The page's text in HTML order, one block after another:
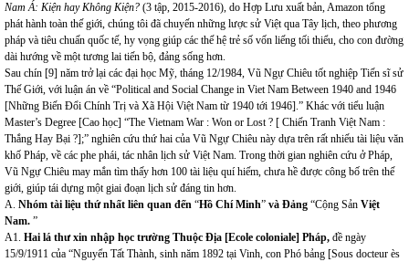
Nam Á: Kiện hay Không Kiện? (3 tập, 2015-2016), do Hợp Lưu xuất bản, Amazon tổng
phát hành toàn thế giới, chúng tôi đã chuyến những lược sử Việt qua Tây lịch, theo phương
pháp và tiêu chuấn quốc tế, hy vọng giúp các thế hệ trẻ số vốn liếng tối thiểu, cho con đường
dài hướng về một tương lai tiến bộ, đảng sống hơn.
Sau chín [9] năm trở lại các đại học Mỹ, tháng 12/1984, Vũ Ngự Chiêu tốt nghiệp Tiến sĩ sử
Thế Giới, với luận án về “Political and Social Change in Viet Nam Between 1940 and 1946
[Những Biến Đổi Chính Trị và Xã Hội Việt Nam từ 1940 tới 1946].” Khác với tiểu luận
Master’s Degree [Cao học] “The Vietnam War : Won or Lost ? [ Chiến Tranh Việt Nam :
Thắng Hay Bại ?];” nghiên cứu thứ hai của Vũ Ngự Chiêu này dựa trên rất nhiếu tài liệu văn
khố Pháp, về các phe phái, tác nhân lịch sử Việt Nam. Trong thời gian nghiên cứu ở Pháp,
Vũ Ngự Chiêu may mắn tìm thấy hơn 100 tài liệu quí hiếm, chưa hề được công bố trên thế
giới, giúp tái dựng một giai đoạn lịch sử đáng tin hơn.
A. Nhóm tài liệu thứ nhất liên quan đến “Hồ Chí Minh” và Đảng “Cộng Sản Việt
Nam. ”
A1. Hai lá thư xin nhập học trường Thuộc Địa [Ecole coloniale] Pháp, đề ngày
15/9/1911 của “Nguyển Tất Thành, sinh năm 1892 tại Vinh, con Phó bảng [Sous docteur ès